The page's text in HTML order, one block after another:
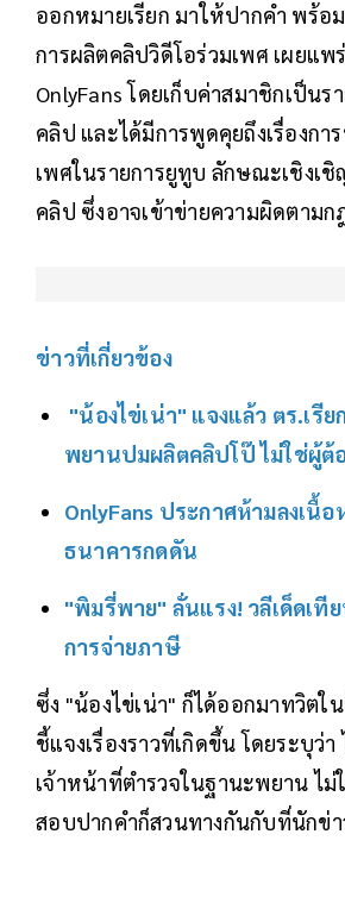
ออกหมายเรียก มาให้ปากคำ พร้
การผลิตคลิปวิดีโอร่วมเพศ เผยแพ
OnlyFans โดยเก็บค่าสมาชิกเป็นร
คลิป และได้มีการพูดคุยถึงเรื่องกา
เพศในรายการยูทูบ ลักษณะเชิงเ
คลิป ซึ่งอาจเข้าข่ายความผิดตาม
ข่าวที่เกี่ยวข้อง
"น้องไข่เน่า" แจงแล้ว ตร.เรี
พยานปมผลิตคลิปโป๊ ไม่ใช่ผู้ต้
OnlyFans ประกาศห้ามลงเนื้อ
ธนาคารกดดัน
"พิมรี่พาย" ลั่นแรง! วลีเด็ดเที
การจ่ายภาษี
ซึ่ง "น้องไข่เน่า" ก็ได้ออกมาทวิต
ชี้แจงเรื่องราวที่เกิดขึ้น โดยระบุว่
เจ้าหน้าที่ตำรวจในฐานะพยาน ไม่
สอบปากคำก็สวนทางกันกับที่นักข่า